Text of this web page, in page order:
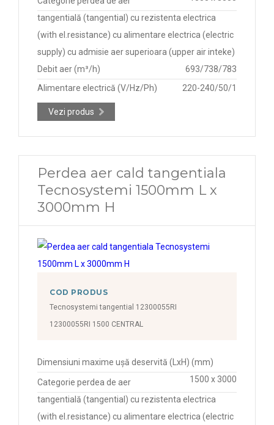
tangentială (tangential) cu rezistenta electrica
(with el.resistance) cu alimentare electrica (electric
supply) cu admisie aer superioara (upper air inteke)
Debit aer (m³/h)
693/738/783
Alimentare electrică (V/Hz/Ph)
220-240/50/1
Vezi produs
Perdea aer cald tangentiala
Tecnosystemi 1500mm L x
3000mm H
COD PRODUS
Tecnosystemi tangential 12300055RI
12300055RI 1500 CENTRAL
Dimensiuni maxime ușă deservită (LxH) (mm)
1500 x 3000
Categorie perdea de aer
tangentială (tangential) cu rezistenta electrica
(with el.resistance) cu alimentare electrica (electric